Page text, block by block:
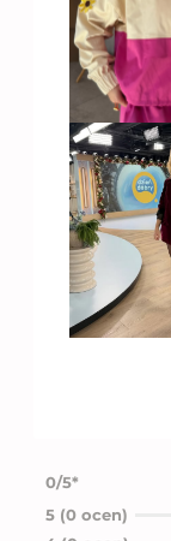
0/5*
5 (0 ocen)